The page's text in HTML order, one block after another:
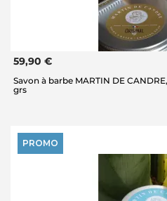
59,90 €
Savon à barbe MARTIN DE
grs
PROMO